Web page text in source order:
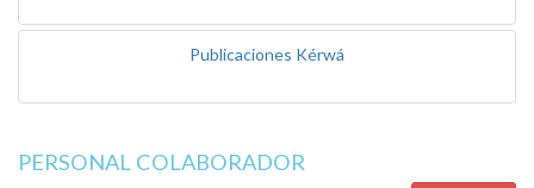
Publicaciones Kérwá
PERSONAL COLABORADOR